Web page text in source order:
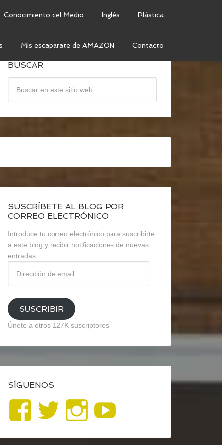
Conocimiento del Medio Inglés Plástica
Mis escaparate de AMAZON Contacto
BUSCAR
SUSCRÍBETE AL BLOG POR
CORREO ELECTRÓNICO
Introduce tu correo electrónico para suscribirte
a este blog y recibir notificaciones de nuevas
entradas.
email
SUSCRIBIR
Únete a otros 127K suscriptores
SÍGUENOS
Ver
perfil
Ver
perfil
Ver
perfil